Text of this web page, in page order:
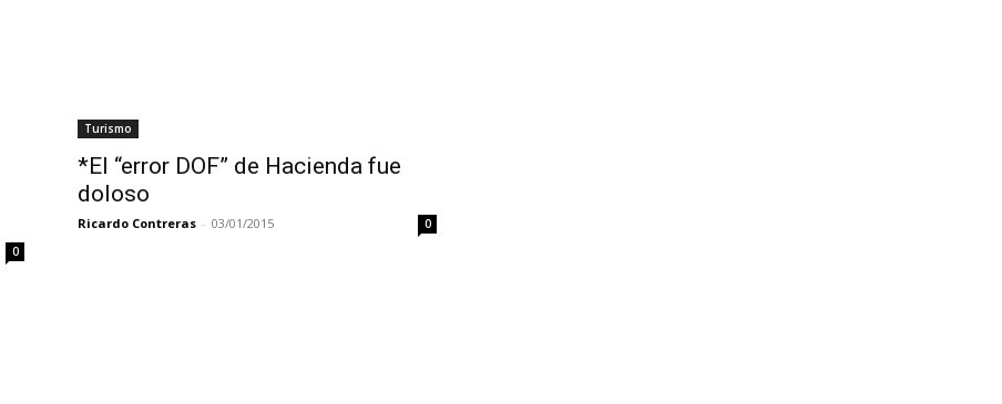
0
Turismo
*El “error DOF” de Hacienda fue
doloso
Ricardo Contreras - 03/01/2015 0